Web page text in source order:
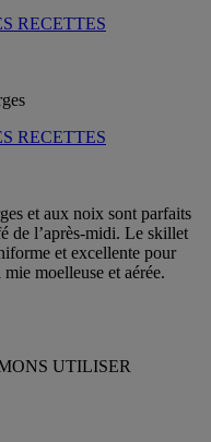
RECETTES
RECETTES
et aux noix sont parfaits
de l’après-midi. Le skillet
et excellente pour
moelleuse et aérée.
UTILISER